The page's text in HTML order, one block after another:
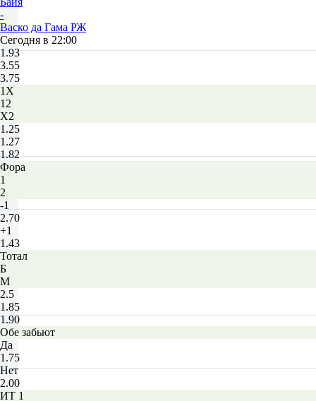
-
Васко да Гама РЖ
Сегодня в 22:00
1.93
3.55
3.75
1X
12
X2
1.25
1.27
1.82
Фора
1
2
-1
2.70
+1
1.43
Тотал
Б
М
2.5
1.85
1.90
Обе забьют
Да
1.75
Нет
2.00
ИТ 1